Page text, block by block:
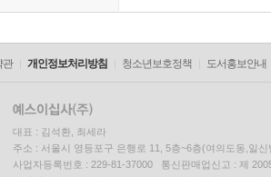
관 개인정보처리방침 청소년보호정책 도서홍보안내
대표 : 김석환, 최세라
주소 : 서울시 영등포구 은행로 11, 5층~6층(여의도동,일신
사업자등록번호 : 229-81-37000 통신판매업신고 : 제